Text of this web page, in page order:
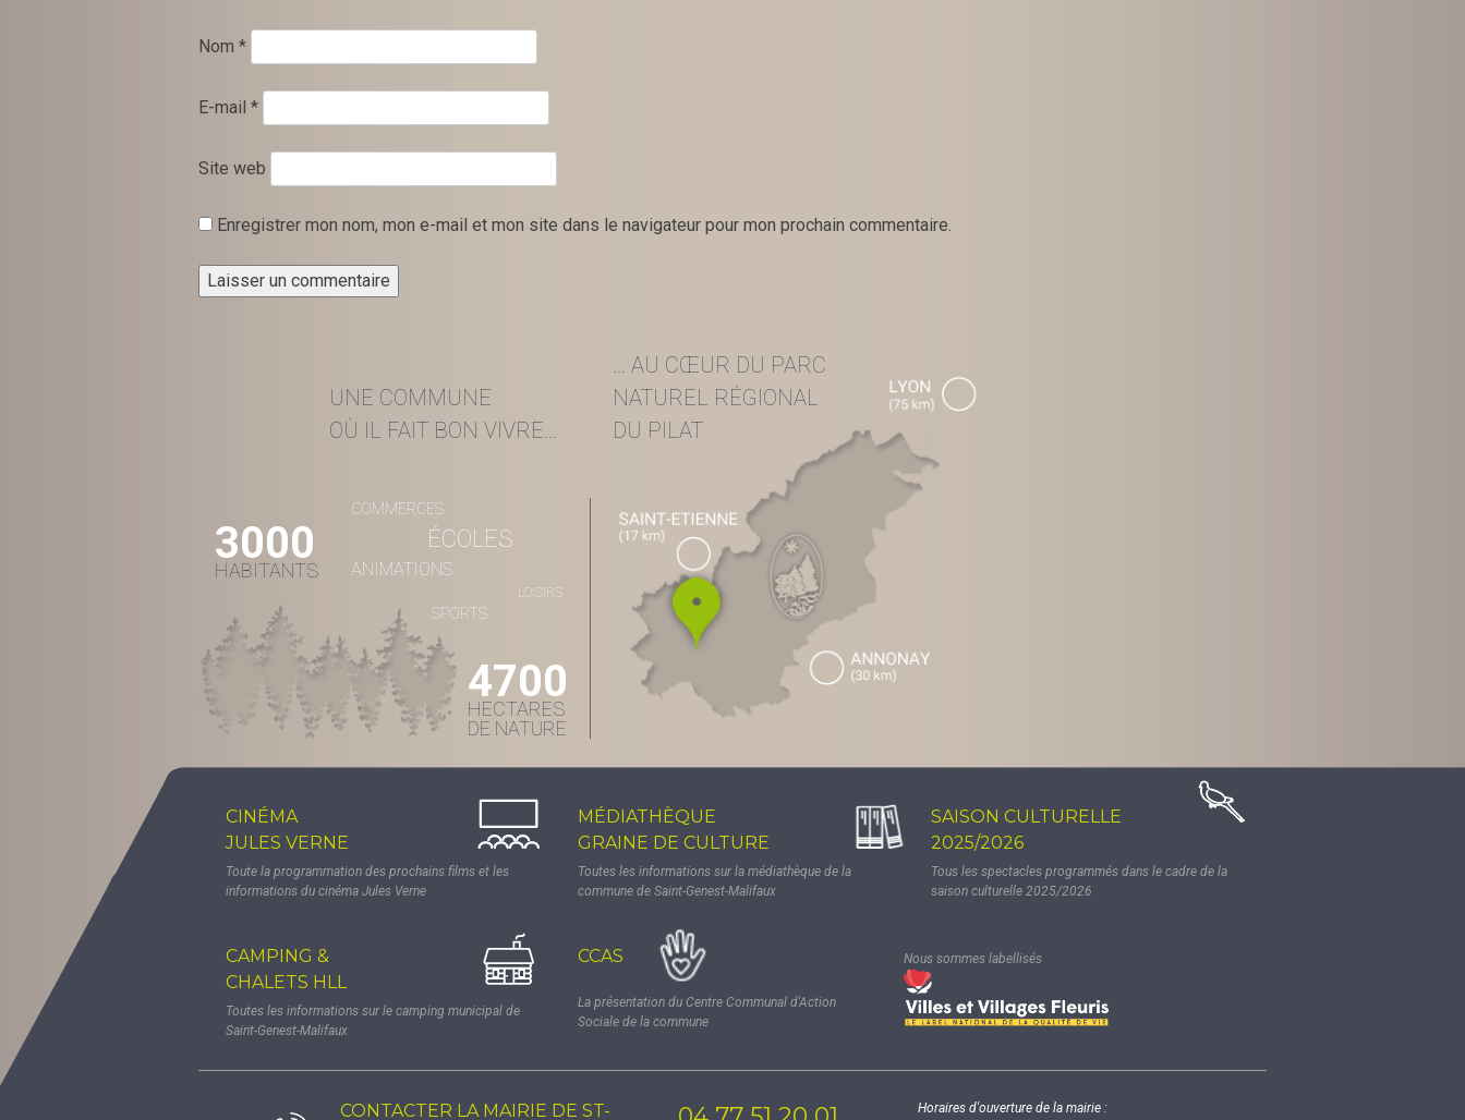
Nom *
E-mail *
Site web
Enregistrer mon nom, mon e-mail et mon site dans le navigateur pour mon prochain commentaire.
UNE COMMUNE
OÙ IL FAIT BON VIVRE...
3000
HABITANTS
COMMERCES
ÉCOLES
ANIMATIONS
LOISIRS
SPORTS
4700
HECTARES
DE NATURE
... AU CŒUR DU PARC
NATUREL RÉGIONAL
DU PILAT
CINÉMA
JULES VERNE
Toute la programmation des prochains films et les
informations du cinéma Jules Verne
MÉDIATHÈQUE
GRAINE DE CULTURE
Toutes les informations sur la médiathèque de la
commune de Saint-Genest-Malifaux
SAISON CULTURELLE
2025/2026
Tous les spectacles programmés dans le cadre de la
saison culturelle 2025/2026
CAMPING &
CHALETS HLL
Toutes les informations sur le camping municipal de
Saint-Genest-Malifaux
CCAS
La présentation du Centre Communal d'Action
Sociale de la commune
Nous sommes labellisés
CONTACTER LA MAIRIE DE ST- Horaires d'ouverture de la mairie :